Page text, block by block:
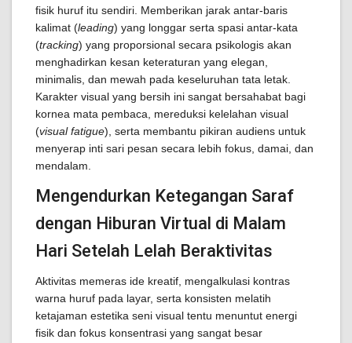
fisik huruf itu sendiri. Memberikan jarak antar-baris
kalimat (leading) yang longgar serta spasi antar-kata
(tracking) yang proporsional secara psikologis akan
menghadirkan kesan keteraturan yang elegan,
minimalis, dan mewah pada keseluruhan tata letak.
Karakter visual yang bersih ini sangat bersahabat bagi
kornea mata pembaca, mereduksi kelelahan visual
(visual fatigue), serta membantu pikiran audiens untuk
menyerap inti sari pesan secara lebih fokus, damai, dan
mendalam.
Mengendurkan Ketegangan Saraf
dengan Hiburan Virtual di Malam
Hari Setelah Lelah Beraktivitas
Aktivitas memeras ide kreatif, mengalkulasi kontras
warna huruf pada layar, serta konsisten melatih
ketajaman estetika seni visual tentu menuntut energi
fisik dan fokus konsentrasi yang sangat besar